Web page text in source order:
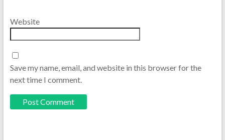
Website
Save my name, email, and website in this browser for the
next time I comment.